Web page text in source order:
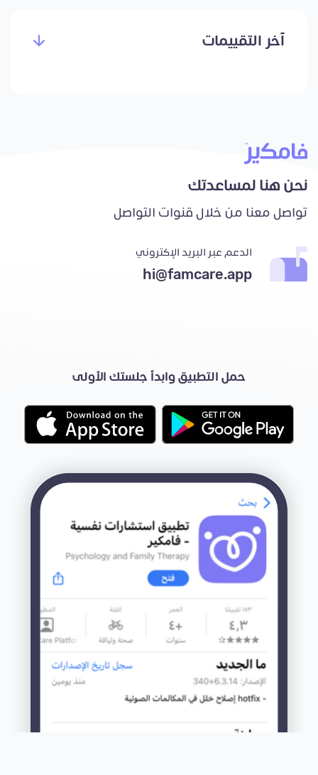
آخر التقييمات
نحن هنا لمساعدتك
تواصل معنا من خلال قنوات التواصل
الدعم عبر البريد الإكتروني
hi@famcare.app
حمل التطبيق وابدأ جلستك الأولى